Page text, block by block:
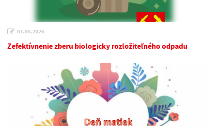
07.05.2026
Zefektívnenie zberu biologicky rozložiteľného odpadu